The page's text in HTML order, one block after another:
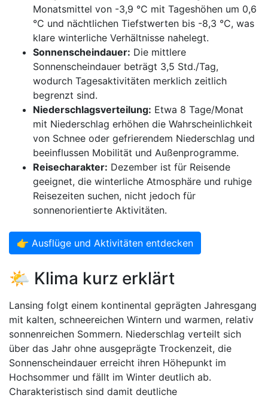
Monatsmittel von -3,9 °C mit Tageshöhen um 0,6
°C und nächtlichen Tiefstwerten bis -8,3 °C, was
klare winterliche Verhältnisse nahelegt.
Sonnenscheindauer: Die mittlere
Sonnenscheindauer beträgt 3,5 Std./Tag,
wodurch Tagesaktivitäten merklich zeitlich
begrenzt sind.
Niederschlagsverteilung: Etwa 8 Tage/Monat
mit Niederschlag erhöhen die Wahrscheinlichkeit
von Schnee oder gefrierendem Niederschlag und
beeinflussen Mobilität und Außenprogramme.
Reisecharakter: Dezember ist für Reisende
geeignet, die winterliche Atmosphäre und ruhige
Reisezeiten suchen, nicht jedoch für
sonnenorientierte Aktivitäten.
👉 Ausflüge und Aktivitäten entdecken
🌤️ Klima kurz erklärt
Lansing folgt einem kontinental geprägten Jahresgang
mit kalten, schneereichen Wintern und warmen, relativ
sonnenreichen Sommern. Niederschlag verteilt sich
über das Jahr ohne ausgeprägte Trockenzeit, die
Sonnenscheindauer erreicht ihren Höhepunkt im
Hochsommer und fällt im Winter deutlich ab.
Charakteristisch sind damit deutliche